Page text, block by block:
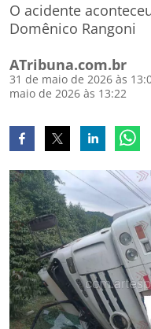
O acidente
Domênico Rangoni
ATribuna.com.br
31 de maio de 2026 às
maio de 2026 às 13:22